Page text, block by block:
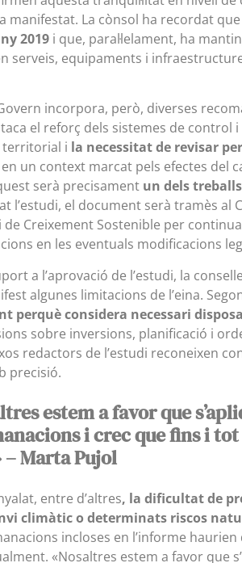
manifestat. La cònsol ha recordat que
2019 i que, paral·lelament, ha
serveis, equipaments i
incorpora, però, diverses
el reforç dels sistemes de
territorial i la necessitat de revisar
un context marcat pels efectes del
serà precisament un dels
l’estudi, el document serà tramès al
de Creixement Sostenible per
en les eventuals modificacions
a l’aprovació de l’estudi, la
algunes limitacions de l’eina.
perquè considera necessari
sobre inversions, planificació i
redactors de l’estudi reconeixen
precisió.
estem a favor que
i crec que fins i tot
Marta Pujol
entre d’altres, la dificultat de
climàtic o determinats riscos
incloses en l’informe haurien
«Nosaltres estem a favor que